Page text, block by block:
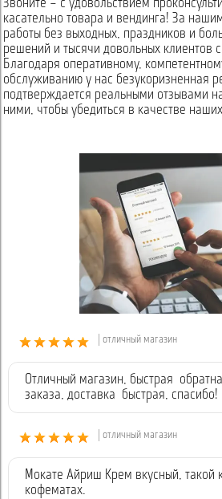
Звоните – с удовольствием
касательно товара и вендинга! За
работы без выходных, праздников и
решений и тысячи довольных клиентов
Благодаря оперативному,
обслуживанию у нас безукоризненная
подтверждается реальными отзывами
ними, чтобы убедиться в качестве
| отличный магазин
Отличный магазин, быстрая
заказа, доставка быстрая, спасибо!
| отличный магазин
Мокате Айриш Крем вкусный, такой
кофематах.